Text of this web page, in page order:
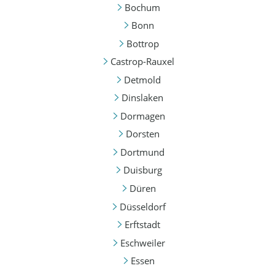
Bochum
Bonn
Bottrop
Castrop-Rauxel
Detmold
Dinslaken
Dormagen
Dorsten
Dortmund
Duisburg
Düren
Düsseldorf
Erftstadt
Eschweiler
Essen